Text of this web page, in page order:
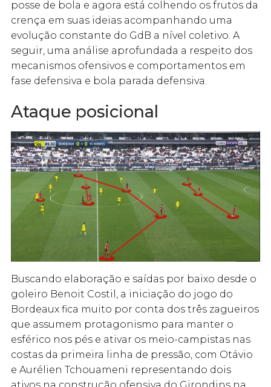
posse de bola e agora está colhendo os frutos da
crença em suas ideias acompanhando uma
evolução constante do GdB a nível coletivo. A
seguir, uma análise aprofundada a respeito dos
mecanismos ofensivos e comportamentos em
fase defensiva e bola parada defensiva.
Ataque posicional
Buscando elaboração e saídas por baixo desde o
goleiro Benoit Costil, a iniciação do jogo do
Bordeaux fica muito por conta dos três zagueiros
que assumem protagonismo para manter o
esférico nos pés e ativar os meio-campistas nas
costas da primeira linha de pressão, com Otávio
e Aurélien Tchouameni representando dois